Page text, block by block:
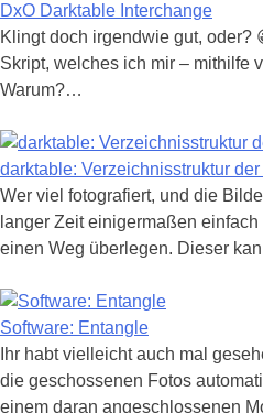
DxO Darktable Interchange
Klingt doch irgendwie gut, oder?
Skript, welches ich mir – mithilfe
Warum?…
darktable: Verzeichnisstruktur
Wer viel fotografiert, und die
langer Zeit einigermaßen
einen Weg überlegen. Dieser
Software: Entangle
Ihr habt vielleicht auch mal
die geschossenen Fotos
einem daran angeschlossenen